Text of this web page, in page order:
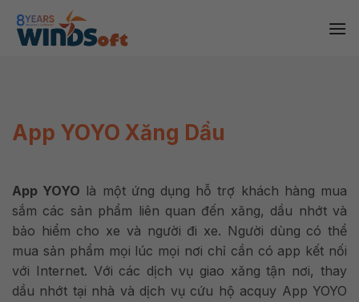
content
App YOYO Xăng Dầu
App YOYO là một ứng dụng hỗ trợ khách hàng mua
sắm các sản phẩm liên quan đến xăng, dầu nhớt và
bảo hiểm cho xe và người đi xe. Người dùng có thể
mua sản phẩm mọi lúc mọi nơi chỉ cần có app kết nối
với Internet. Với các dịch vụ giao xăng tận nơi, thay
dầu nhớt tại nhà và dịch vụ cứu hộ acquy App YOYO